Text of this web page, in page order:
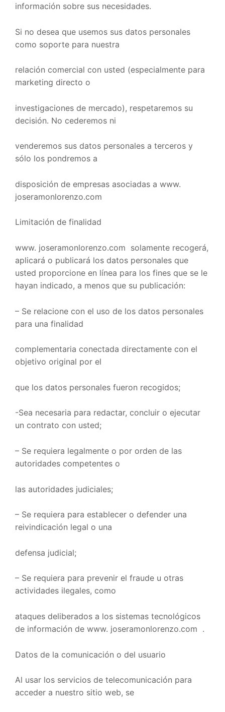
información sobre sus necesidades.
Si no desea que usemos sus datos personales
como soporte para nuestra
relación comercial con usted (especialmente para
marketing directo o
investigaciones de mercado), respetaremos su
decisión. No cederemos ni
venderemos sus datos personales a terceros y
sólo los pondremos a
disposición de empresas asociadas a www.
joseramonlorenzo.com
Limitación de finalidad
www. joseramonlorenzo.com solamente recogerá,
aplicará o publicará los datos personales que
usted proporcione en línea para los fines que se le
hayan indicado, a menos que su publicación:
– Se relacione con el uso de los datos personales
para una finalidad
complementaria conectada directamente con el
objetivo original por el
que los datos personales fueron recogidos;
-Sea necesaria para redactar, concluir o ejecutar
un contrato con usted;
– Se requiera legalmente o por orden de las
autoridades competentes o
las autoridades judiciales;
– Se requiera para establecer o defender una
reivindicación legal o una
defensa judicial;
– Se requiera para prevenir el fraude u otras
actividades ilegales, como
ataques deliberados a los sistemas tecnológicos
de información de www. joseramonlorenzo.com .
Datos de la comunicación o del usuario
Al usar los servicios de telecomunicación para
acceder a nuestro sitio web, se